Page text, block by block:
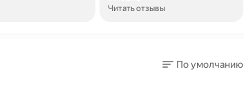
Читать отзывы
По умолчанию